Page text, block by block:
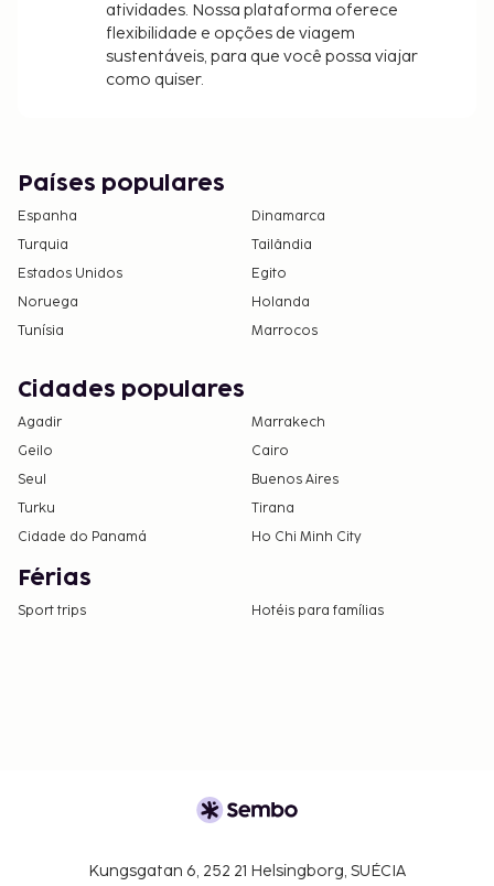
atividades. Nossa plataforma oferece
flexibilidade e opções de viagem
sustentáveis, para que você possa viajar
como quiser.
Países populares
Espanha
Dinamarca
Turquia
Tailândia
Estados Unidos
Egito
Noruega
Holanda
Tunísia
Marrocos
Cidades populares
Agadir
Marrakech
Geilo
Cairo
Seul
Buenos Aires
Turku
Tirana
Cidade do Panamá
Ho Chi Minh City
Férias
Sport trips Hotéis para famílias
Kungsgatan 6, 252 21 Helsingborg, SUÉCIA